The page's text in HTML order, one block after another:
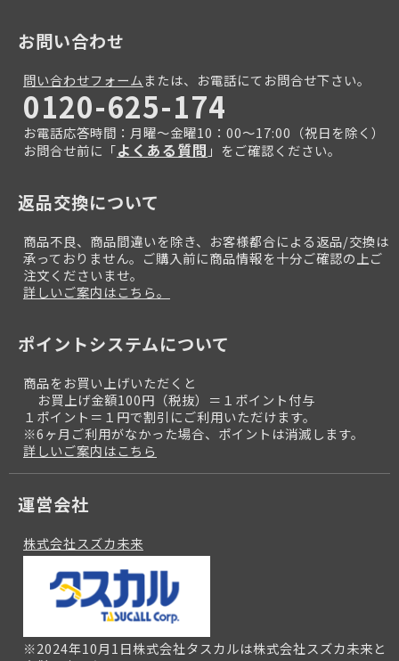
お問い合わせ
問い合わせフォームまたは、お電話にてお問合せ下さい。
0120-625-174
お電話応答時間：月曜～金曜10：00～17:00（祝日を除く）
お問合せ前に「よくある質問 」をご確認ください。
返品交換について
商品不良、商品間違いを除き、お客様都合による返品/交換は
承っておりません。ご購入前に商品情報を十分ご確認の上ご
注文くださいませ。
詳しいご案内はこちら。
ポイントシステムについて
商品をお買い上げいただくと
お買上げ金額100円（税抜）＝１ポイント付与
１ポイント＝１円で割引にご利用いただけます。
※6ヶ月ご利用がなかった場合、ポイントは消滅します。
詳しいご案内はこちら
運営会社
株式会社スズカ未来
※2024年10月1日株式会社タスカルは株式会社スズカ未来と